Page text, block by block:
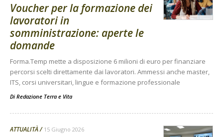
Voucher per la formazione dei
lavoratori in
somministrazione: aperte le
domande
Forma.Temp mette a disposizione 6 milioni di euro per finanziare
percorsi scelti direttamente dai lavoratori. Ammessi anche master,
ITS, corsi universitari, lingue e formazione professionale
Di Redazione Terra e Vita
ATTUALITÀ 15 Giugno 2026